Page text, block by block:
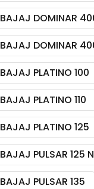
BAJAJ DOMINAR
BAJAJ DOMINAR
BAJAJ PLATINO 100
BAJAJ PLATINO 110
BAJAJ PLATINO 125
BAJAJ PULSAR 125
BAJAJ PULSAR 135